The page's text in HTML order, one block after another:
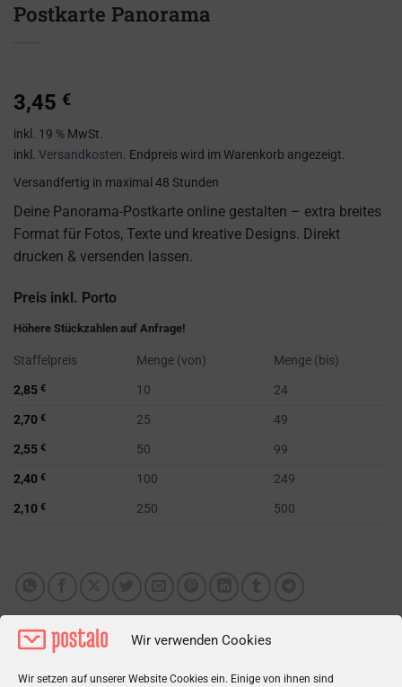
Wir verwenden Cookies
Wir setzen auf unserer Website Cookies ein. Einige von ihnen sind
Postkarte Panorama
3,45 €
inkl. 19 % MwSt.
inkl. Versandkosten. Endpreis wird im Warenkorb angezeigt.
Versandfertig in maximal 48 Stunden
Deine Panorama-Postkarte online gestalten – extra breites
Format für Fotos, Texte und kreative Designs. Direkt
drucken & versenden lassen.
Preis inkl. Porto
Höhere Stückzahlen auf Anfrage!
Staffelpreis Menge (von)
Menge (bis)
2,85 € 10
24
2,70 € 25
49
2,55 € 50
99
2,40 € 100
249
2,10 € 250 500